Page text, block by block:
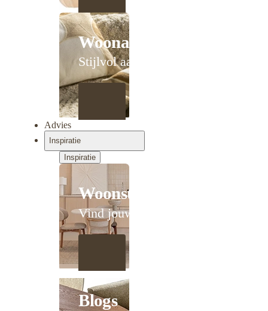
Woonaccessoires
Stijlvol aanschuiven
Advies
Inspiratie
Inspiratie
Woonstijlen
Vind jouw stijl
Blogs